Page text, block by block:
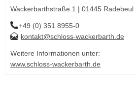
Wackerbarthstraße 1 | 01445 Radebeul
+49 (0) 351 8955-0
kontakt@schloss-wackerbarth.de
Weitere Informationen unter:
www.schloss-wackerbarth.de